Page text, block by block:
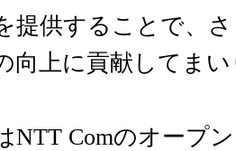
提供することで、
向上に貢献してま
NTT Comのオープ